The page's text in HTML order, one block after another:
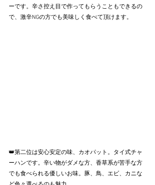
ーです。辛さ控え目で作ってもらうこともできるの
で、激辛NGの方でも美味しく食べて頂けます。
👑第二位は安心安定の味、カオパット。タイ式チャ
ーハンです。辛い物がダメな方、香草系が苦手な方
でも食べられる優しいお味。豚、鳥、エビ、カニな